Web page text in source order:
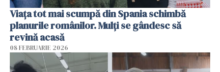
Viața tot mai scumpă din Spania schimbă
planurile românilor. Mulți se gândesc să
revină acasă
08 FEBRUARIE 2026